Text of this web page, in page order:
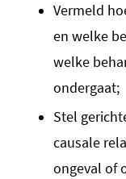
Vermeld
en welke
welke
ondergaat;
Stel
causale
ongeval of